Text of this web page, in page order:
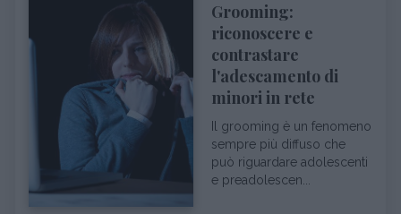
Grooming:
riconoscere e
contrastare
l'adescamento di
minori in rete
Il grooming è un fenomeno
sempre più diffuso che
può riguardare adolescenti
e preadolescen...